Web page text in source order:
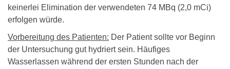
keinerlei Elimination der verwendeten 74 MBq (2,0 mCi)
erfolgen würde.
Vorbereitung des Patienten: Der Patient sollte vor Beginn
der Untersuchung gut hydriert sein. Häufiges
Wasserlassen während der ersten Stunden nach der